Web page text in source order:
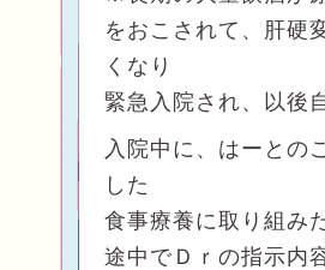
をおこされて、肝硬
くなり
緊急入院され、以後
入院中に、はーとの
した
食事療養に取り組み
途中でＤｒの指示内